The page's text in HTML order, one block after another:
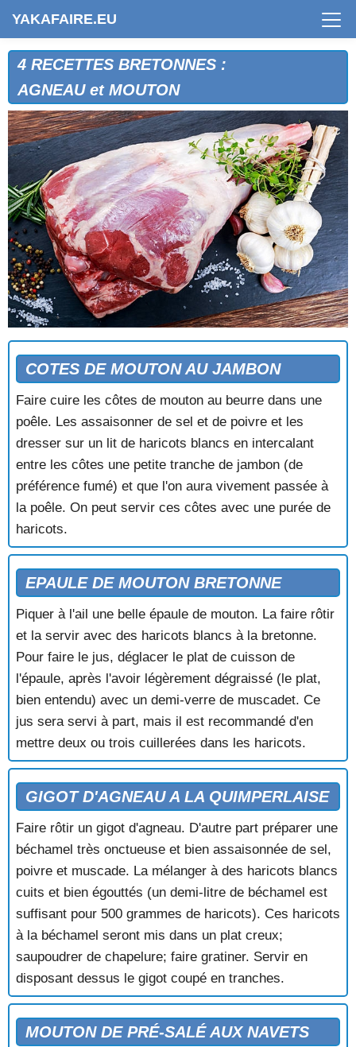
YAKAFAIRE.EU
4 RECETTES BRETONNES :
AGNEAU et MOUTON
COTES DE MOUTON AU JAMBON
Faire cuire les côtes de mouton au beurre dans une
poêle. Les assaisonner de sel et de poivre et les
dresser sur un lit de haricots blancs en intercalant
entre les côtes une petite tranche de jambon (de
préférence fumé) et que l'on aura vivement passée à
la poêle. On peut servir ces côtes avec une purée de
haricots.
EPAULE DE MOUTON BRETONNE
Piquer à l'ail une belle épaule de mouton. La faire rôtir
et la servir avec des haricots blancs à la bretonne.
Pour faire le jus, déglacer le plat de cuisson de
l'épaule, après l'avoir légèrement dégraissé (le plat,
bien entendu) avec un demi-verre de muscadet. Ce
jus sera servi à part, mais il est recommandé d'en
mettre deux ou trois cuillerées dans les haricots.
GIGOT D'AGNEAU A LA QUIMPERLAISE
Faire rôtir un gigot d'agneau. D'autre part préparer une
béchamel très onctueuse et bien assaisonnée de sel,
poivre et muscade. La mélanger à des haricots blancs
cuits et bien égouttés (un demi-litre de béchamel est
suffisant pour 500 grammes de haricots). Ces haricots
à la béchamel seront mis dans un plat creux;
saupoudrer de chapelure; faire gratiner. Servir en
disposant dessus le gigot coupé en tranches.
MOUTON DE PRÉ-SALÉ AUX NAVETS